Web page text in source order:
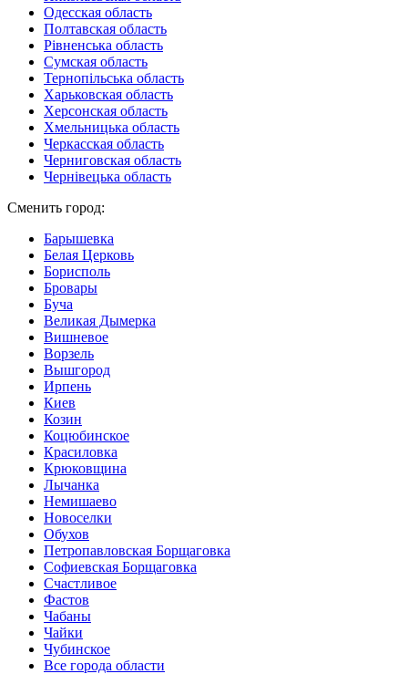
Одесская область
Полтавская область
Рівненська область
Сумская область
Тернопільська область
Харьковская область
Херсонская область
Хмельницька область
Черкасская область
Черниговская область
Чернівецька область
Сменить город:
Барышевка
Белая Церковь
Борисполь
Бровары
Буча
Великая Дымерка
Вишневое
Ворзель
Вышгород
Ирпень
Киев
Козин
Коцюбинское
Красиловка
Крюковщина
Лычанка
Немишаево
Новоселки
Обухов
Петропавловская Борщаговка
Софиевская Борщаговка
Счастливое
Фастов
Чабаны
Чайки
Чубинское
Все города области